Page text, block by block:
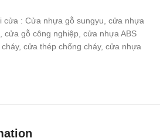
cửa : Cửa nhựa gỗ sungyu, cửa nhựa
cửa gỗ công nghiệp, cửa nhựa ABS
cửa thép chống cháy, cửa nhựa